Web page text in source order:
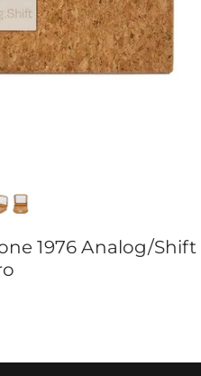
1976 Analog/Shift